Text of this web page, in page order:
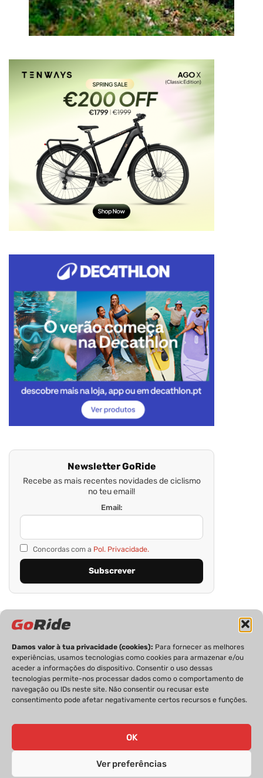
Damos valor à tua privacidade (cookies): Para fornecer as melhores
experiências, usamos tecnologias como cookies para armazenar e/ou
aceder a informações do dispositivo. Consentir o uso dessas
tecnologias permite-nos processar dados como o comportamento de
navegação ou IDs neste site. Não consentir ou recusar este
consentimento pode afetar negativamente certos recursos e funções.
OK
Ver preferências
Newsletter GoRide
Recebe as mais recentes novidades de ciclismo
no teu email!
Email:
Concordas com a Pol. Privacidade.
PRIVACIDADE FICHA TÉCNICA
ESTATUTO EDITORIAL
POLÍTICA DE COOKIES
CONTACTOS
GoRide 2026 | Todos os direitos reservados.